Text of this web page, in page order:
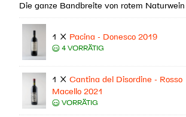
Die ganze Bandbreite von rotem Naturwein
1 × Pacina - Donesco 2019
4 VORRÄTIG
1 × Cantina del Disordine - Rosso
Macello 2021
VORRÄTIG